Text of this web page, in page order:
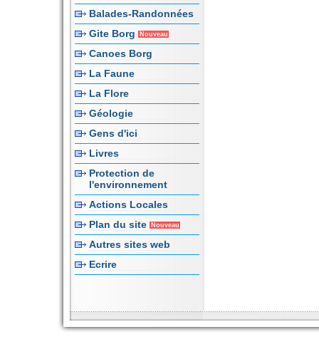
Balades-Randonnées
Gite Borg
Nouveau
Canoes Borg
La Faune
La Flore
Géologie
Gens d'ici
Livres
Protection de
l'environnement
Actions Locales
Plan du site
Nouveau
Autres sites web
Ecrire